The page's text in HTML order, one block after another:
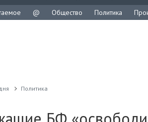
@ Общество Политика
Политика